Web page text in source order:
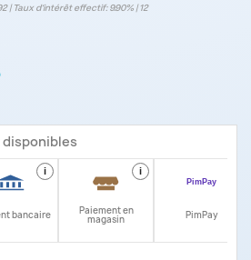
| Taux d‘intérêt effectif: 9.90% | 12
disponibles
i
bancaire
i
Paiement en
magasin PimPay